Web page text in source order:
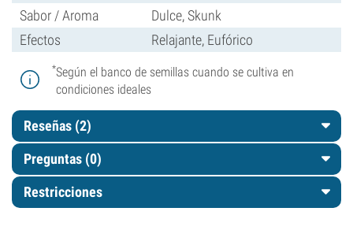
Sabor / Aroma
Dulce, Skunk
Efectos
Relajante, Eufórico
*Según el banco de semillas cuando se cultiva en
condiciones ideales
Reseñas (2)
Preguntas (0)
Restricciones